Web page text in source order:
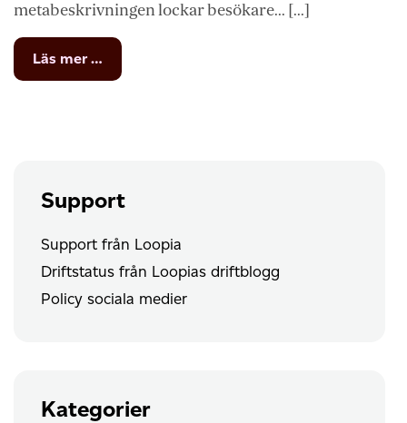
metabeskrivningen lockar besökare... [...]
Läs mer …
Sökmotoroptimering
Support
Support från Loopia
Driftstatus från Loopias driftblogg
Policy sociala medier
Kategorier